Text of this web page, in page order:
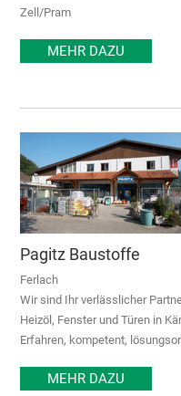
Zell/Pram
MEHR DAZU
Pagitz Baustoffe
Ferlach
Wir sind Ihr verlässlicher
Heizöl, Fenster und Türen in
Erfahren, kompetent,
MEHR DAZU